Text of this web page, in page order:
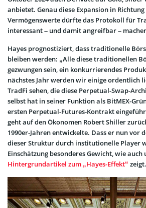
anbietet. Genau diese Expansion in
Vermögenswerte dürfte das Protokoll für
interessant – und damit angreifbar –
Hayes prognostiziert, dass traditionelle
bleiben werden: „Alle diese traditionellen
gezwungen sein, ein konkurrierendes
nächstes Jahr werden wir einige ordentlich
TradFi sehen, die diese Perpetual-Swap-
selbst hat in seiner Funktion als BitMEX-
ersten Perpetual-Futures-Kontrakt
geht auf den Ökonomen Robert Shiller
1990er-Jahren entwickelte. Dass er nun vor
dieser Struktur durch institutionelle Player
Einschätzung besonderes Gewicht, wie auch
Hintergrundartikel zum „Hayes-Effekt“ zeigt.